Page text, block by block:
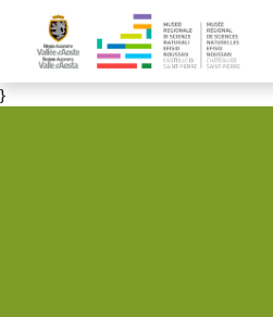
Salta al contenuto principale
}